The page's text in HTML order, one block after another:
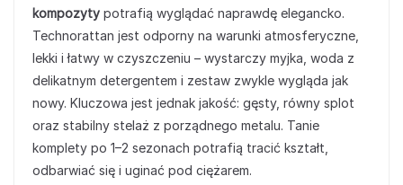
kompozyty potrafią wyglądać naprawdę elegancko.
Technorattan jest odporny na warunki atmosferyczne,
lekki i łatwy w czyszczeniu – wystarczy myjka, woda z
delikatnym detergentem i zestaw zwykle wygląda jak
nowy. Kluczowa jest jednak jakość: gęsty, równy splot
oraz stabilny stelaż z porządnego metalu. Tanie
komplety po 1–2 sezonach potrafią tracić kształt,
odbarwiać się i uginać pod ciężarem.